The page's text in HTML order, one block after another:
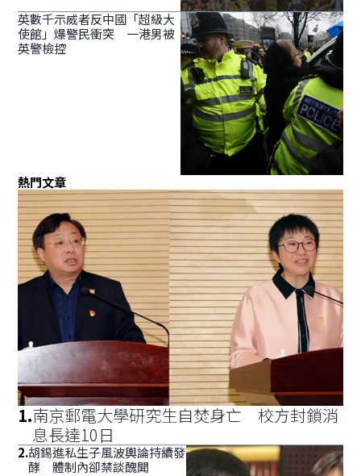
英數千示威者反中國「超級大
使館」爆警民衝突 一港男被
英警檢控
熱門文章
1.南京郵電大學研究生自焚身亡 校方封鎖消
息長達10日
2.胡錫進私生子風波輿論持續發
酵 體制內卻禁談醜聞